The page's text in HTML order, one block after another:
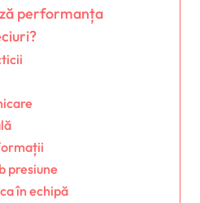
performanța
presiune
în echipă